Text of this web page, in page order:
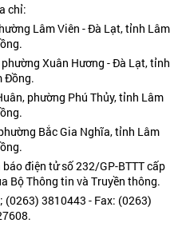
chỉ:
Lâm Viên - Đà Lạt, tỉnh Lâm
Xuân Hương - Đà Lạt, tỉnh
Đồng.
phường Phú Thủy, tỉnh Lâm
Bắc Gia Nghĩa, tỉnh Lâm
điện tử số 232/GP-BTTT cấp
Bộ Thông tin và Truyền thông.
3810443 - Fax: (0263)